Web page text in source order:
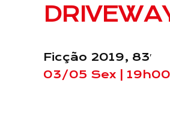
Ficção 2019, 83′
03/05 Sex |